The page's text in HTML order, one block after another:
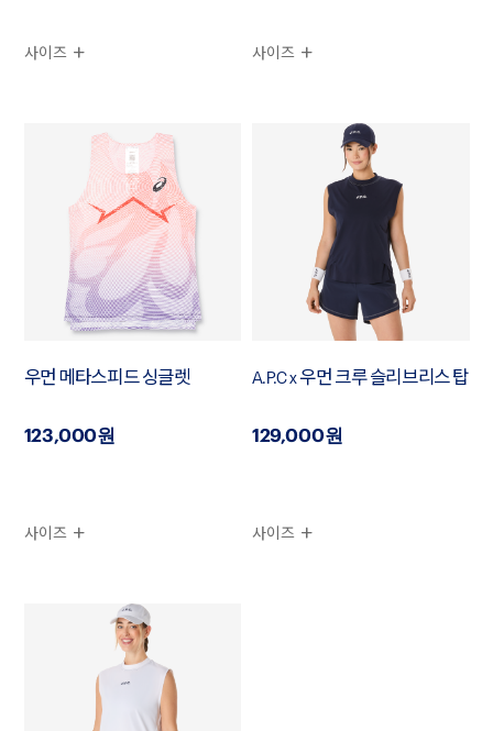
사이즈 사이즈
우먼 메타스피드 싱글렛
123,000원
사이즈
A.P.C x 우먼 크루 슬리브리스 탑
129,000원
사이즈